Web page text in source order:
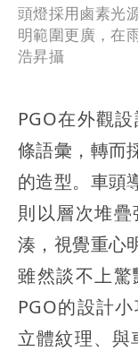
頭燈採用鹵素光
明範圍更廣，在
浩昇攝
PGO在外觀
條語彙，轉而
的造型。車頭
則以層次堆
湊，視覺重心
雖然談不上
PGO的設計
立體紋理、與